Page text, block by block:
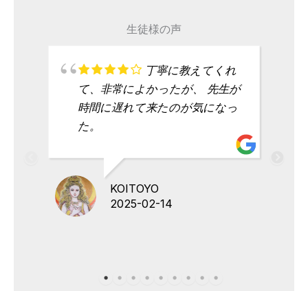
生徒様の声
丁寧に教えてくれ
て、非常によかったが、 先生が
時間に遅れて来たのが気になっ
た。
KOITOYO
2025-02-14